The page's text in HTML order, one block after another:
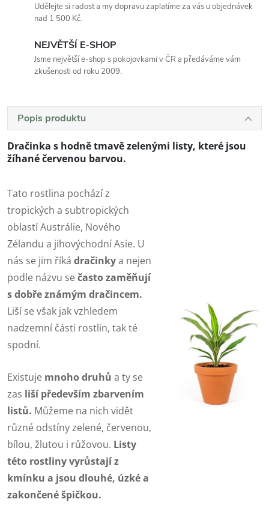
Udělejte si radost a my dopravu zaplatíme za vás u objednávek
nad 1 500 Kč.
NEJVĚTŠÍ E-SHOP
Jsme největší e-shop s pokojovkami v ČR a předáváme vám
zkušenosti od roku 2009.
Popis produktu
Dračinka s hodně tmavě zelenými listy, které jsou
žíhané červenou barvou.
Tato rostlina pochází z
tropických a subtropických
oblastí Austrálie, Nového
Zélandu a jihovýchodní Asie. U
nás se jim říká dračinkya nejen
podle názvu sečasto zaměňují
s dobře známým dračincem.
Liší se však jak vzhledem
nadzemní části rostlin, tak té
spodní.
Existuje mnoho druhů a ty se
zas liší především zbarvením
listů. Můžeme na nich vidět
různé odstíny zelené, červenou,
bílou, žlutou i růžovou. Listy
této rostliny vyrůstají z
kmínku a jsou dlouhé, úzké a
zakončené špičkou.